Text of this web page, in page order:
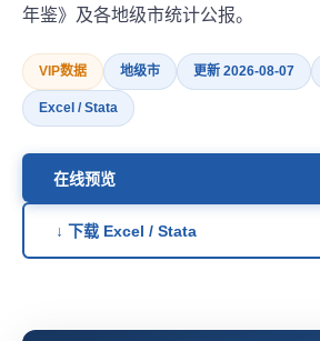
年鉴》及各地级市统计公报。
VIP数据 地级市 更新 2026-08-07
Excel / Stata
在线预览
↓ 下载 Excel / Stata